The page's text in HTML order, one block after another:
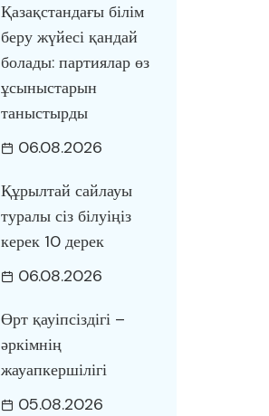
Қазақстандағы білім
беру жүйесі қандай
болады: партиялар өз
ұсыныстарын
таныстырды
06.08.2026
Құрылтай сайлауы
туралы сіз білуіңіз
керек 10 дерек
06.08.2026
Өрт қауіпсіздігі –
әркімнің
жауапкершілігі
05.08.2026